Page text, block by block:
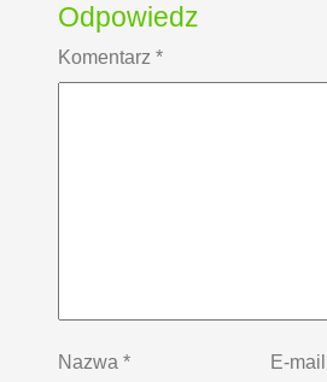
Odpowiedz
Komentarz *
Nazwa * E-mail